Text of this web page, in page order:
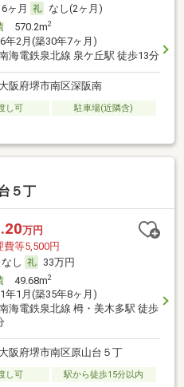
6ヶ月
なし(2ヶ月)
570.2m2
年2月(築30年7ヶ月)
海電鉄泉北線 泉ケ丘駅 徒歩13分
大阪府堺市南区深阪南
し可
駐車場(近隣含)
５丁
万円
費等5,500円
なし
33万円
49.68m2
年1月(築35年8ヶ月)
海電鉄泉北線 栂・美木多駅 徒歩
大阪府堺市南区原山台５丁
し可 駅から徒歩15分以内